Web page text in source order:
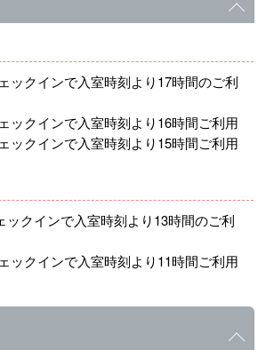
ックインで入室時刻より17時間のご利
ックインで入室時刻より16時間ご利用
ックインで入室時刻より15時間ご利用
ックインで入室時刻より13時間のご利
ックインで入室時刻より11時間ご利用